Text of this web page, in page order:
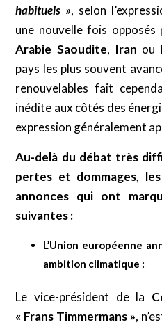
habituels », selon
une nouvelle fois
Arabie Saoudite, Iran ou
pays les plus souvent
renouvelables fait
inédite aux côtés des
expression généralement
Au-delà du débat très
pertes et dommages,
annonces qui ont
suivantes :
L’Union européenne
ambition climatique :
Le vice-président de la
« Frans Timmermans »,